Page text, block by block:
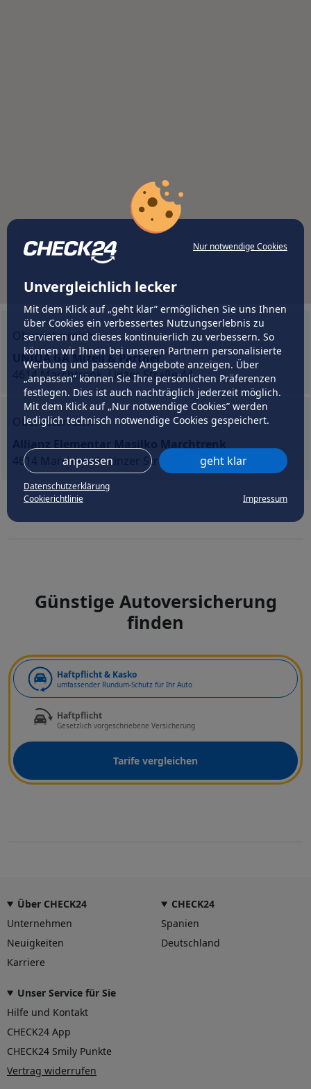
Nur notwendige Cookies
Unvergleichlich lecker
Mit dem Klick auf „geht klar” ermöglichen Sie uns Ihnen
über Cookies ein verbessertes Nutzungserlebnis zu
servieren und dieses kontinuierlich zu verbessern. So
können wir Ihnen bei unseren Partnern personalisierte
Werbung und passende Angebote anzeigen. Über
„anpassen” können Sie Ihre persönlichen Präferenzen
festlegen. Dies ist auch nachträglich jederzeit möglich.
Mit dem Klick auf „Nur notwendige Cookies” werden
lediglich technisch notwendige Cookies gespeichert.
anpassen geht klar
Datenschutzerklärung
Cookierichtlinie
Impressum
Oberösterreich
UNIQA GA Mizeli & Partner
4614 Marchtrenk, Linzer Straße 44
Oberösterreich
4614 Marchtrenk, Linzer Straße 35
Günstige Autoversicherung
finden
Haftpflicht & Kasko
umfassender Rundum-Schutz für Ihr Auto
Haftpflicht
Gesetzlich vorgeschriebene Versicherung
Tarife vergleichen
Über CHECK24
Unternehmen
Neuigkeiten
Karriere
CHECK24
Spanien
Deutschland
Unser Service für Sie
Hilfe und Kontakt
CHECK24 App
CHECK24 Smily Punkte
Vertrag widerrufen